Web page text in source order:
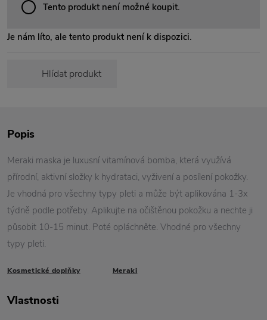
Tento produkt není možné koupit.
Je nám líto, ale tento produkt není k dispozici.
Hlídat produkt
Popis
Meraki maska je luxusní vitamínová bomba, která využívá
přírodní, aktivní složky k hydrataci, vyživení a posílení pokožky.
Je vhodná pro všechny typy pleti a může být aplikována 1-3x
týdně podle potřeby. Aplikujte na očištěnou pokožku a nechte ji
působit 10-15 minut. Poté opláchněte. Vhodné pro všechny
typy pleti.
Kosmetické doplňky Meraki
Vlastnosti